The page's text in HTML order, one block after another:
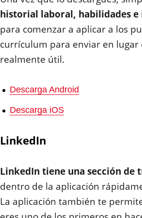
historial laboral, habilidades
para comenzar a aplicar a los
currículum para enviar en
realmente útil.
Descarga Android
Descarga iOS
LinkedIn
LinkedIn tiene una sección de
dentro de la aplicación
La aplicación también te